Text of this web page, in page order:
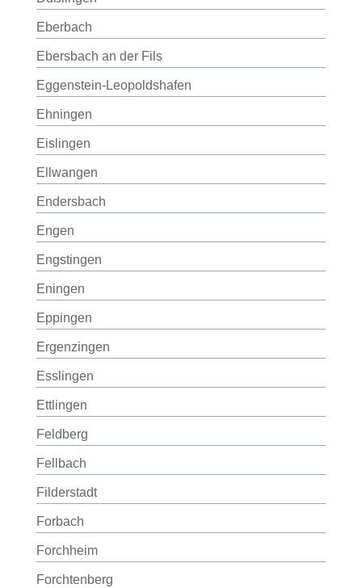
Eberbach
Ebersbach an der Fils
Eggenstein-Leopoldshafen
Ehningen
Eislingen
Ellwangen
Endersbach
Engen
Engstingen
Eningen
Eppingen
Ergenzingen
Esslingen
Ettlingen
Feldberg
Fellbach
Filderstadt
Forbach
Forchheim
Forchtenberg